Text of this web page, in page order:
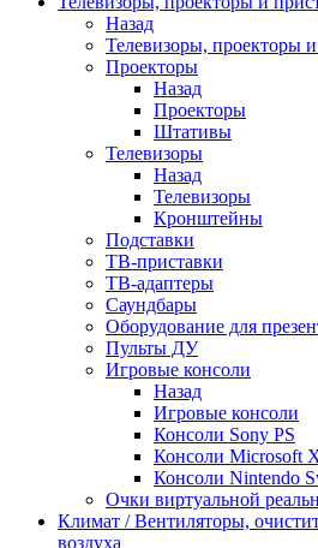
Назад
Телевизоры, проекторы
Проекторы
Назад
Проекторы
Штативы
Телевизоры
Назад
Телевизоры
Кронштейны
Подставки
ТВ-приставки
ТВ-адаптеры
Саундбары
Оборудование для
Пульты ДУ
Игровые консоли
Назад
Игровые консоли
Консоли Sony PS
Консоли Microsoft
Консоли Nintendo
Очки виртуальной
Климат / Вентиляторы,
воздуха